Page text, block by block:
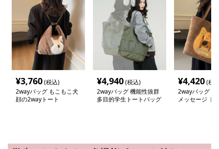
¥3,760(税込)
2wayバッグ もこもこ犬
顔の2wayトート
¥4,940(税込)
2wayバッグ 機能性抜群
多目的学生トートバッグ
¥4,420(税
2wayバッグ ネ
メッセージ ト